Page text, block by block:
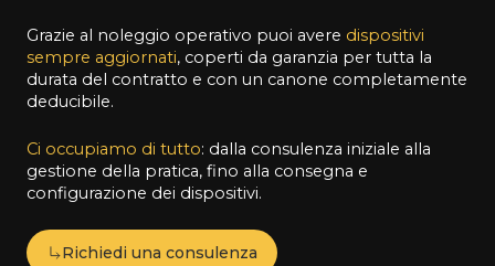
Grazie al noleggio operativo puoi avere dispositivi
sempre aggiornati, coperti da garanzia per tutta la
durata del contratto e con un canone completamente
deducibile.
Ci occupiamo di tutto: dalla consulenza iniziale alla
gestione della pratica, fino alla consegna e
configurazione dei dispositivi.
Richiedi una consulenza